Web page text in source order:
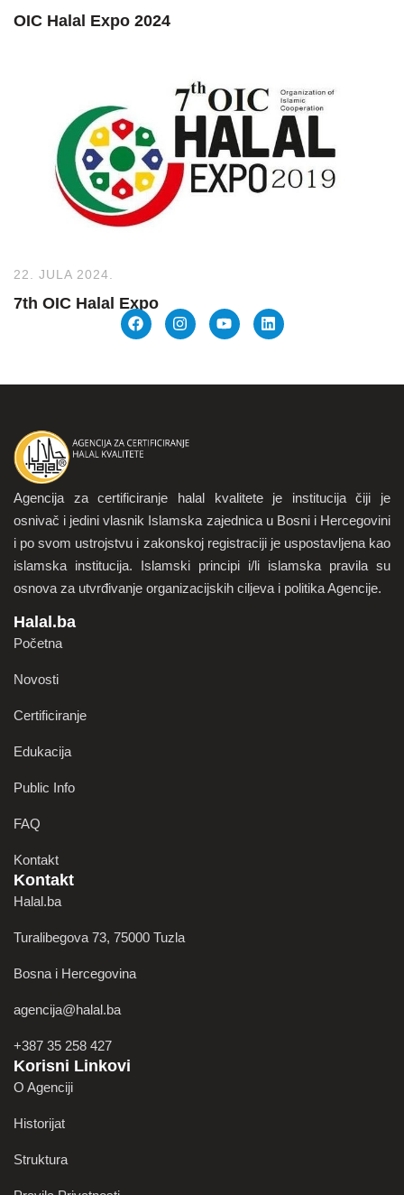
OIC Halal Expo 2024
22. JULA 2024.
7th OIC Halal Expo
Agencija za certificiranje halal kvalitete je institucija čiji je
osnivač i jedini vlasnik Islamska zajednica u Bosni i Hercegovini
i po svom ustrojstvu i zakonskoj registraciji je uspostavljena kao
islamska institucija. Islamski principi i/li islamska pravila su
osnova za utvrđivanje organizacijskih ciljeva i politika Agencije.
Halal.ba
Početna
Novosti
Certificiranje
Edukacija
Public Info
FAQ
Kontakt
Kontakt
Halal.ba
Turalibegova 73, 75000 Tuzla
Bosna i Hercegovina
agencija@halal.ba
+387 35 258 427
Korisni Linkovi
O Agenciji
Historijat
Struktura